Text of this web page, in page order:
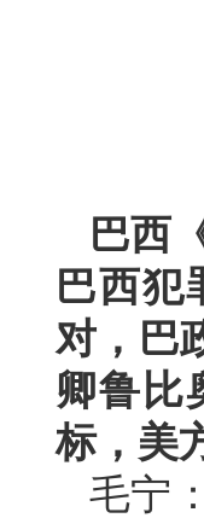
巴西
巴西
对，巴
卿鲁比
标，美
毛宁